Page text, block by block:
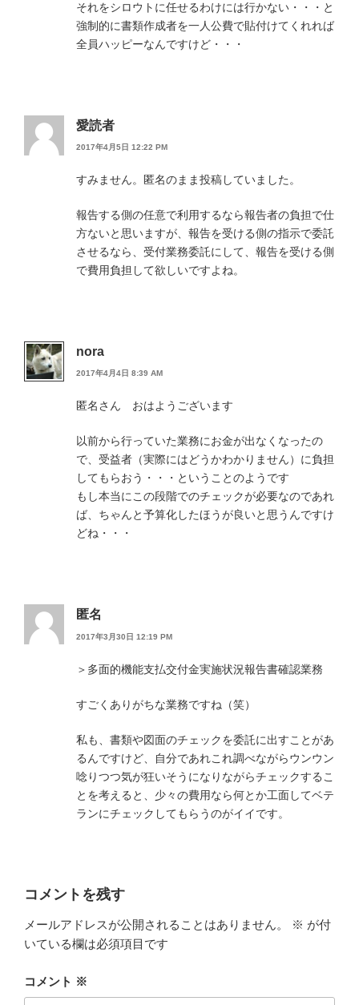
それをシロウトに任せるわけには行かない・・・と
強制的に書類作成者を一人公費で貼付けてくれれば
全員ハッピーなんですけど・・・
愛読者
2017年4月5日 12:22 PM
すみません。匿名のまま投稿していました。
報告する側の任意で利用するなら報告者の負担で仕
方ないと思いますが、報告を受ける側の指示で委託
させるなら、受付業務委託にして、報告を受ける側
で費用負担して欲しいですよね。
nora
2017年4月4日 8:39 AM
匿名さん おはようございます
以前から行っていた業務にお金が出なくなったの
で、受益者（実際にはどうかわかりません）に負担
してもらおう・・・ということのようです
もし本当にこの段階でのチェックが必要なのであれ
ば、ちゃんと予算化したほうが良いと思うんですけ
どね・・・
匿名
2017年3月30日 12:19 PM
＞多面的機能支払交付金実施状況報告書確認業務
すごくありがちな業務ですね（笑）
私も、書類や図面のチェックを委託に出すことがあ
るんですけど、自分であれこれ調べながらウンウン
唸りつつ気が狂いそうになりながらチェックするこ
とを考えると、少々の費用なら何とか工面してベテ
ランにチェックしてもらうのがイイです。
コメントを残す
メールアドレスが公開されることはありません。 ※ が付
いている欄は必須項目です
コメント ※